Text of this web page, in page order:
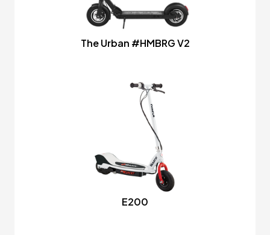
The Urban #HMBRG V2
E200